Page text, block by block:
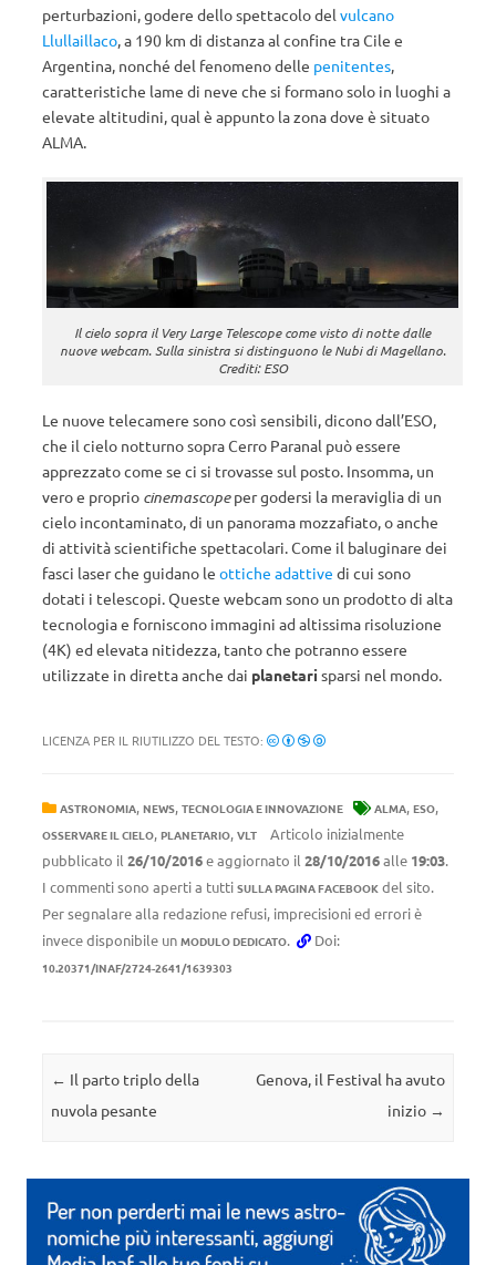
perturbazioni, godere dello spettacolo del vulcano
Llullaillaco, a 190 km di distanza al confine tra Cile e
Argentina, nonché del fenomeno delle penitentes,
caratteristiche lame di neve che si formano solo in luoghi a
elevate altitudini, qual è appunto la zona dove è situato
ALMA.
Il cielo sopra il Very Large Telescope come visto di notte dalle
nuove webcam. Sulla sinistra si distinguono le Nubi di Magellano.
Crediti: ESO
Le nuove telecamere sono così sensibili, dicono dall’ESO,
che il cielo notturno sopra Cerro Paranal può essere
apprezzato come se ci si trovasse sul posto. Insomma, un
vero e proprio cinemascopeper godersi la meraviglia di un
cielo incontaminato, di un panorama mozzafiato, o anche
di attività scientifiche spettacolari. Come il baluginare dei
fasci laser che guidano le ottiche adattive di cui sono
dotati i telescopi. Queste webcam sono un prodotto di alta
tecnologia e forniscono immagini ad altissima risoluzione
(4K) ed elevata nitidezza, tanto che potranno essere
utilizzate in diretta anche dai planetari sparsi nel mondo.
LICENZA PER IL RIUTILIZZO DEL TESTO:
ASTRONOMIA, NEWS, TECNOLOGIA E INNOVAZIONE ALMA, ESO,
OSSERVARE IL CIELO, PLANETARIO, VLT
Articolo inizialmente
pubblicato il 26/10/2016e aggiornato il 28/10/2016alle 19:03.
I commenti sono aperti a tutti SULLA PAGINA FACEBOOK del sito.
Per segnalare alla redazione refusi, imprecisioni ed errori è
invece disponibile un MODULO DEDICATO. Doi:
10.20371/INAF/2724-2641/1639303
Navigazione articolo
← Il parto triplo della
nuvola pesante
Genova, il Festival ha avuto
inizio →